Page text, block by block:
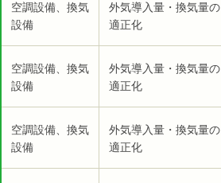
空調設備、換気
設備
外気導入量・換気量の
適正化
空調設備、換気
設備
外気導入量・換気量の
適正化
空調設備、換気
設備
外気導入量・換気量の
適正化